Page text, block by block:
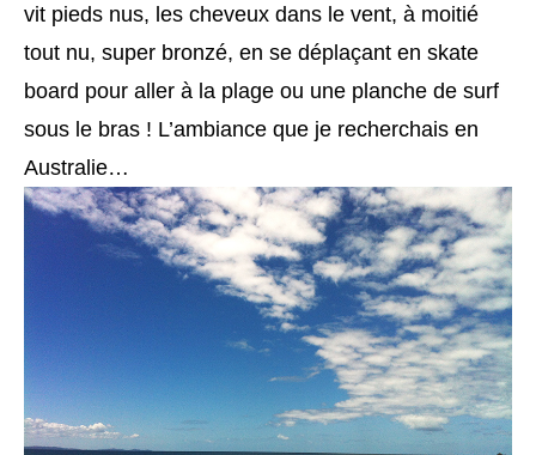
vit pieds nus, les cheveux dans le vent, à moitié
tout nu, super bronzé, en se déplaçant en skate
board pour aller à la plage ou une planche de surf
sous le bras ! L’ambiance que je recherchais en
Australie…